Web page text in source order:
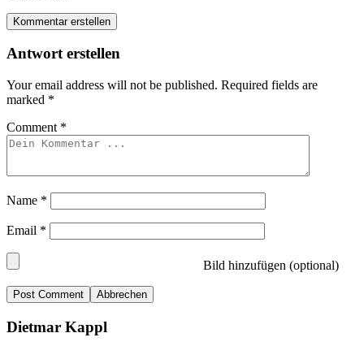
Kommentar erstellen
Antwort erstellen
Your email address will not be published. Required fields are
marked *
Comment *
Name *
Email *
Bild hinzufügen (optional)
Abbrechen
Dietmar Kappl